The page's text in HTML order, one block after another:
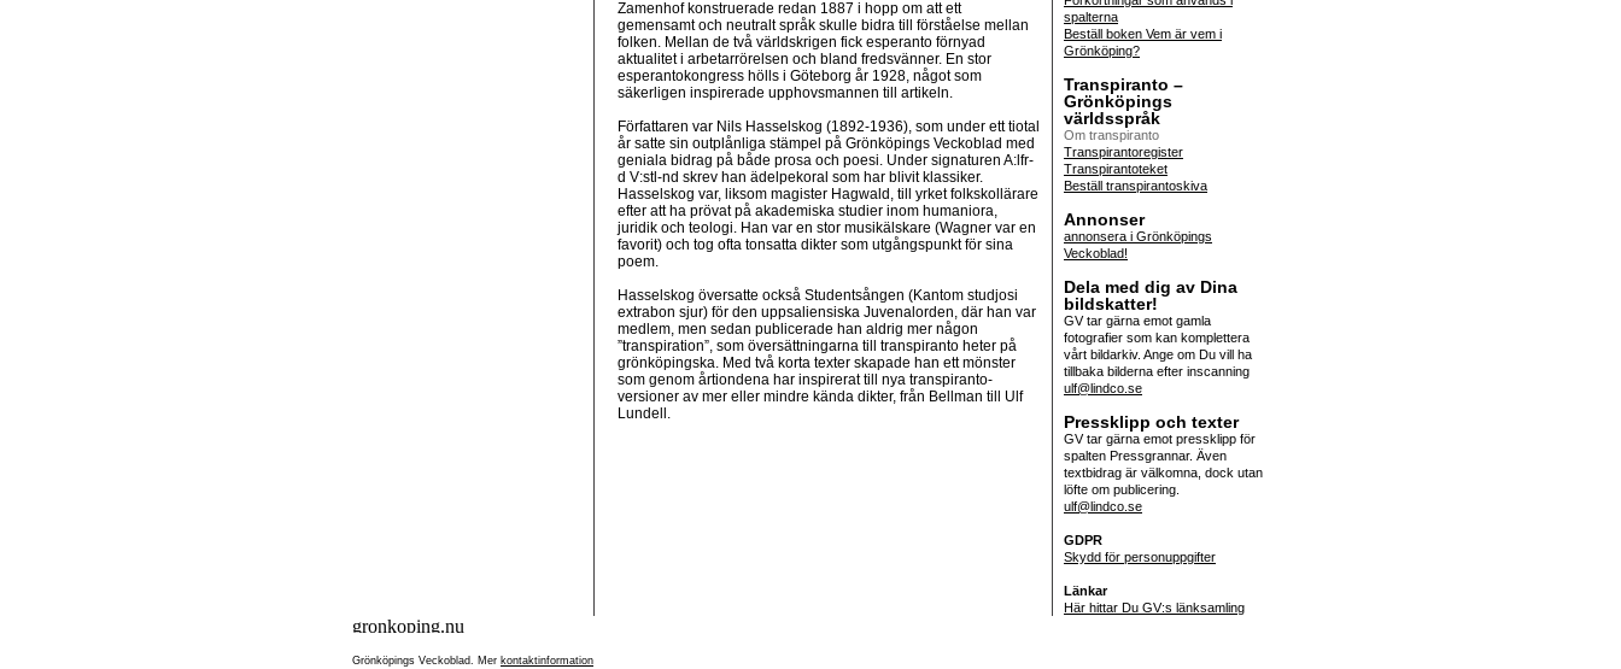
Zamenhof konstruerade redan 1887 i hopp om att ett
gemensamt och neutralt språk skulle bidra till förståelse mellan
folken. Mellan de två världskrigen fick esperanto förnyad
aktualitet i arbetarrörelsen och bland fredsvänner. En stor
esperantokongress hölls i Göteborg år 1928, något som
säkerligen inspirerade upphovsmannen till artikeln.
Författaren var Nils Hasselskog (1892-1936), som under ett tiotal
år satte sin outplånliga stämpel på Grönköpings Veckoblad med
geniala bidrag på både prosa och poesi. Under signaturen A:lfr-
d V:stl-nd skrev han ädelpekoral som har blivit klassiker.
Hasselskog var, liksom magister Hagwald, till yrket folkskollärare
efter att ha prövat på akademiska studier inom humaniora,
juridik och teologi. Han var en stor musikälskare (Wagner var en
favorit) och tog ofta tonsatta dikter som utgångspunkt för sina
poem.
Hasselskog översatte också Studentsången (Kantom studjosi
extrabon sjur) för den uppsaliensiska Juvenalorden, där han var
medlem, men sedan publicerade han aldrig mer någon
”transpiration”, som översättningarna till transpiranto heter på
grönköpingska. Med två korta texter skapade han ett mönster
som genom årtiondena har inspirerat till nya transpiranto-
versioner av mer eller mindre kända dikter, från Bellman till Ulf
Lundell.
spalterna
Beställ boken Vem är vem i
Grönköping?
Transpiranto –
Grönköpings
världsspråk
Om transpiranto
Transpirantoregister
Transpirantoteket
Beställ transpirantoskiva
Annonser
annonsera i Grönköpings
Veckoblad!
Dela med dig av Dina
bildskatter!
GV tar gärna emot gamla
fotografier som kan komplettera
vårt bildarkiv. Ange om Du vill ha
tillbaka bilderna efter inscanning
ulf@lindco.se
Pressklipp och texter
GV tar gärna emot pressklipp för
spalten Pressgrannar. Även
textbidrag är välkomna, dock utan
löfte om publicering.
ulf@lindco.se
GDPR
Skydd för personuppgifter
Länkar
Här hittar Du GV:s länksamling
Grönköpings Veckoblad. Mer kontaktinformation